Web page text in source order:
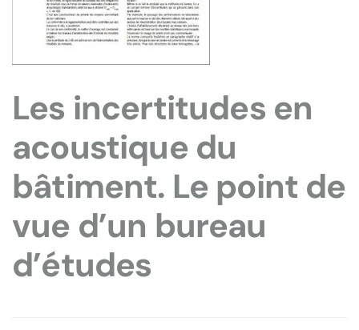
Les incertitudes en
acoustique du
bâtiment. Le point de
vue d’un bureau
d’études